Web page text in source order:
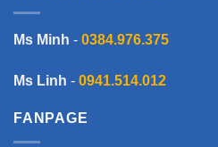
Ms Minh - 0384.976.375
Ms Linh - 0941.514.012
FANPAGE